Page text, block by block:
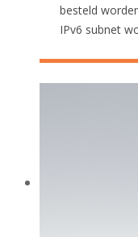
besteld
IPv6 subnet